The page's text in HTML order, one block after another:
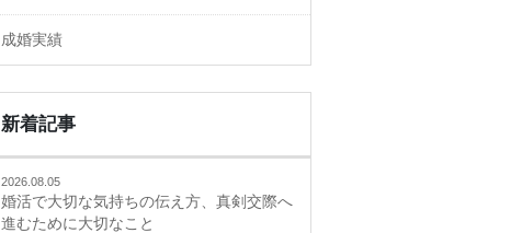
成婚実績
新着記事
2026.08.05
婚活で大切な気持ちの伝え方、真剣交際へ
進むために大切なこと